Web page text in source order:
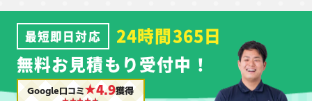
最短即日対応
24時間365日
無料お見積もり受付中！
Google口コミ★4.9獲得